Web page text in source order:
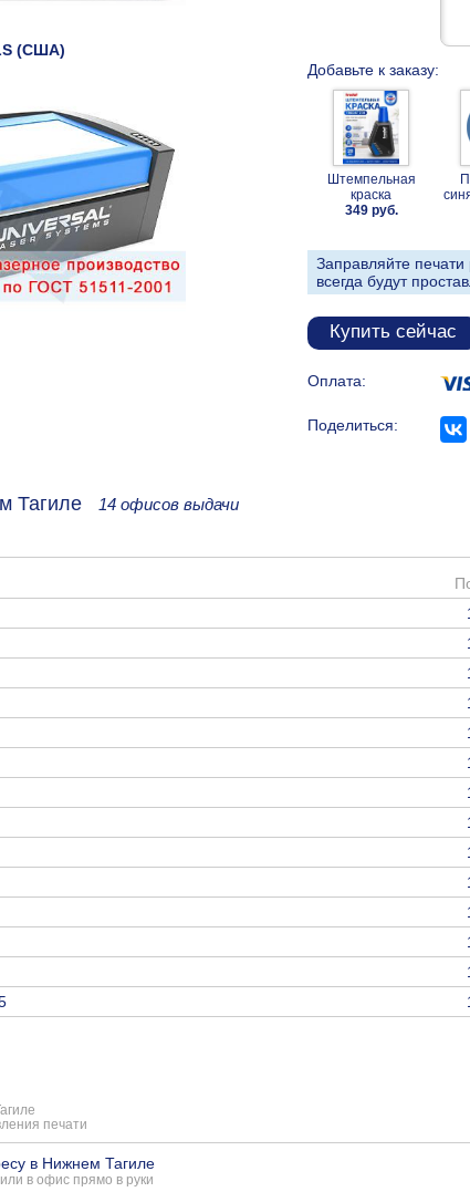
Добавьте к заказу:
Штемпельная
краска
349 руб.
Заправляйте
всегда будут
Купить сейчас
Оплата:
Поделиться:
(США)
Тагиле 14 офисов выдачи
печати
в Нижнем Тагиле
в офис прямо в руки